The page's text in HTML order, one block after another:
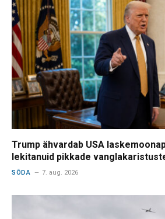
Trump ähvardab USA
lekitanuid pikkade
SÕDA 7. aug. 2026